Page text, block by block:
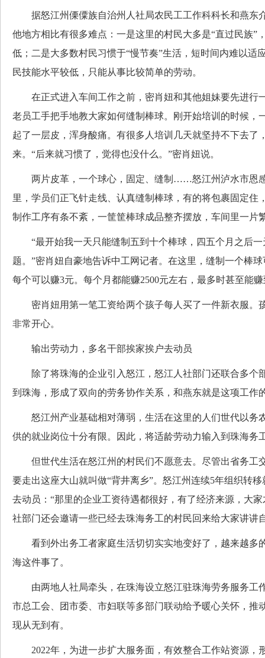
据怒江州傈僳族自治州人社局农民工工作科科长和燕东
他地方相比有很多难点：一是这里的村民大多是“直过民族”
低；二是大多数村民习惯于“慢节奏”生活，短时间内难以适
民技能水平较低，只能从事比较简单的劳动。
在正式进入车间工作之前，密肖妞和其他姐妹要先进行
老员工手把手地教大家如何缝制棒球。刚开始培训的时候，
起了一层皮，浑身酸痛。有很多人培训几天就坚持不下去了
来。“后来就习惯了，觉得也没什么。”密肖妞说。
两片皮革，一个球心，固定、缝制……怒江州泸水市恩
里，学员们正飞针走线、认真缝制棒球，有的将包裹固定住
制作工序有条不紊，一筐筐棒球成品整齐摆放，车间里一片
“最开始我一天只能缝制五到十个棒球，四五个月之后一
题。”密肖妞自豪地告诉中工网记者。在这里，缝制一个棒
每个可以赚3元。每个月都能赚2500元左右，最多时甚至能赚
密肖妞用第一笔工资给两个孩子每人买了一件新衣服。
非常开心。
输出劳动力，多名干部挨家挨户去动员
除了将珠海的企业引入怒江，怒江人社部门还联合多个
到珠海，形成了双向的劳务协作关系，和燕东就是这项工作
怒江州产业基础相对薄弱，生活在这里的人们世代以务
供的就业岗位十分有限。因此，将适龄劳动力输入到珠海务
但世代生活在怒江州的村民们不愿意去。尽管出省务工
要走出这座大山就叫做“背井离乡”。怒江州连续5年组织转
去动员：“那里的企业工资待遇都很好，有了经济来源，大
社部门还会邀请一些已经去珠海务工的村民回来给大家讲讲
看到外出务工者家庭生活切切实实地变好了，越来越多
海这件事了。
由两地人社局牵头，在珠海设立怒江驻珠海劳务服务工
市总工会、团市委、市妇联等多部门联动给予暖心关怀，推
现从无到有。
2022年，为进一步扩大服务面，有效整合工作站资源，